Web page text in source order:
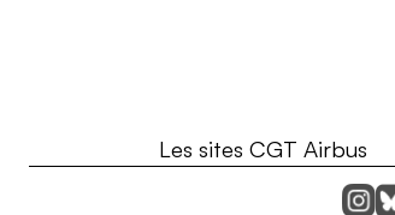
Les sites CGT Airbus